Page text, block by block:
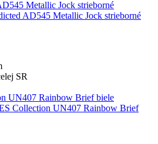
AD545 Metallic Jock strieborné
SR
Collection UN407 Rainbow Brief